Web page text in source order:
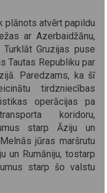
plānots atvērt papildu
ar Azerbaidžānu,
Gruzijas puse
Tautas Republiku par
Paredzams, ka šī
tirdzniecības
operācijas pa
koridoru,
starp Āziju un
jūras maršrutu
un Rumāniju, tostarp
starp šo valstu